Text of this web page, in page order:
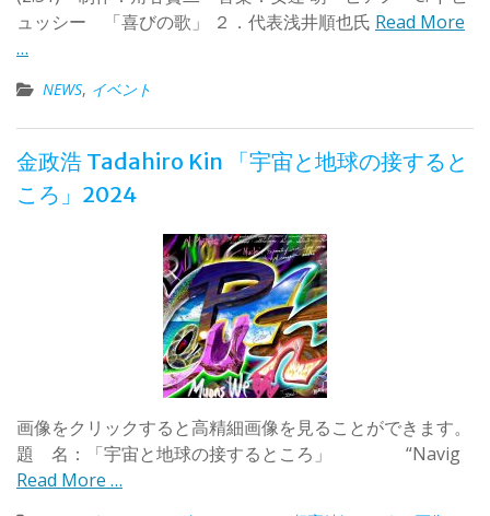
ュッシー 「喜びの歌」 ２．代表浅井順也氏 Read More
…
NEWS, イベント
金政浩 Tadahiro Kin 「宇宙と地球の接すると
ころ」2024
画像をクリックすると高精細画像を見ることができます。
題 名：「宇宙と地球の接するところ」 “Navig
Read More …